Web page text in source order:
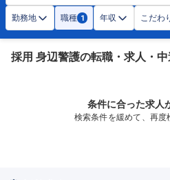
勤務地 職種 1 年収 こだわ
採用 身辺警護の転職・求人・
条件に合った求人
検索条件を緩めて、再度